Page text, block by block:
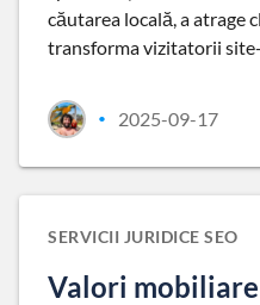
căutarea locală, a atrage
transforma vizitatorii
• 2025-09-17
SERVICII JURIDICE SEO
Valori